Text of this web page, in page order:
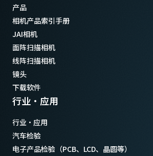
产品
相机产品索引手册
JAI相机
面阵扫描相机
线阵扫描相机
镜头
下载软件
行业·应用
行业·应用
汽车检验
电子产品检验（PCB、LCD、晶圆等）